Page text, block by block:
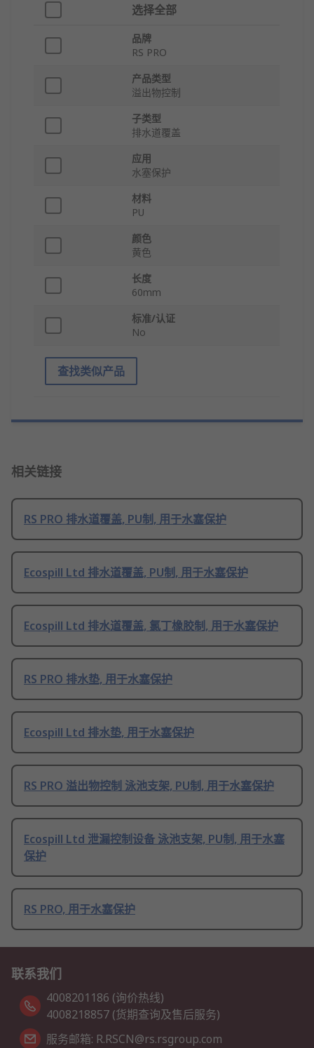
选择全部
品牌
RS PRO
产品类型
溢出物控制
子类型
排水道覆盖
应用
水塞保护
材料
PU
颜色
黄色
长度
60mm
标准/认证
No
查找类似产品
相关链接
RS PRO 排水道覆盖, PU制, 用于水塞保护
Ecospill Ltd 排水道覆盖, PU制, 用于水塞保护
Ecospill Ltd 排水道覆盖, 氯丁橡胶制, 用于水塞保护
RS PRO 排水垫, 用于水塞保护
Ecospill Ltd 排水垫, 用于水塞保护
RS PRO 溢出物控制 泳池支架, PU制, 用于水塞保护
Ecospill Ltd 泄漏控制设备 泳池支架, PU制, 用于水塞
保护
RS PRO, 用于水塞保护
联系我们
4008201186 (询价热线)
4008218857 (货期查询及售后服务)
服务邮箱: R.RSCN@rs.rsgroup.com